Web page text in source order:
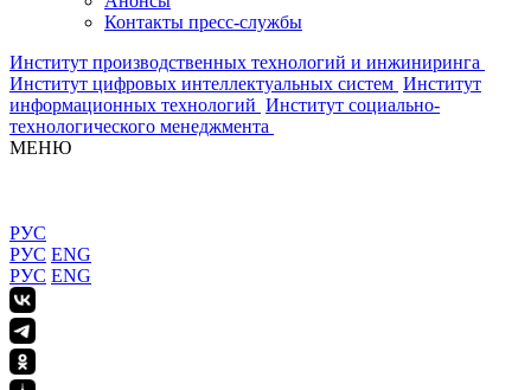
Контакты пресс-службы
Институт производственных технологий и инжиниринга
Институт цифровых интеллектуальных систем Институт
информационных технологий Институт социально-
технологического менеджмента
МЕНЮ
РУС
РУС ENG
РУС ENG